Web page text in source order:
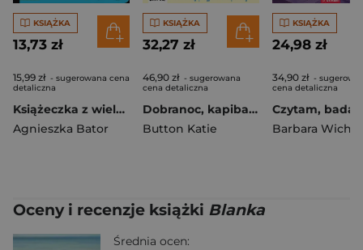
KSIĄŻKA
13,73 zł
15,99 zł - sugerowana cena
detaliczna
Książeczka z wielorazowymi naklejkami. W dżungli. Naklejam, odklejam!
Agnieszka Bator
KSIĄŻKA
32,27 zł
46,90 zł - sugerowana
cena detaliczna
Dobranoc, kapibaro!
Button Katie
KSIĄŻKA
24,98 zł
34,90 zł -
cena detaliczna
Barbara Wicher
Oceny i recenzje książki Blanka
Średnia ocen: